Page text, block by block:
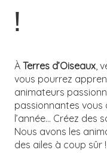
!
À Terres d’Oiseaux,
vous pourrez
animateurs
passionnantes
l’année… Créez des
Nous avons les
des ailes à coup sûr !